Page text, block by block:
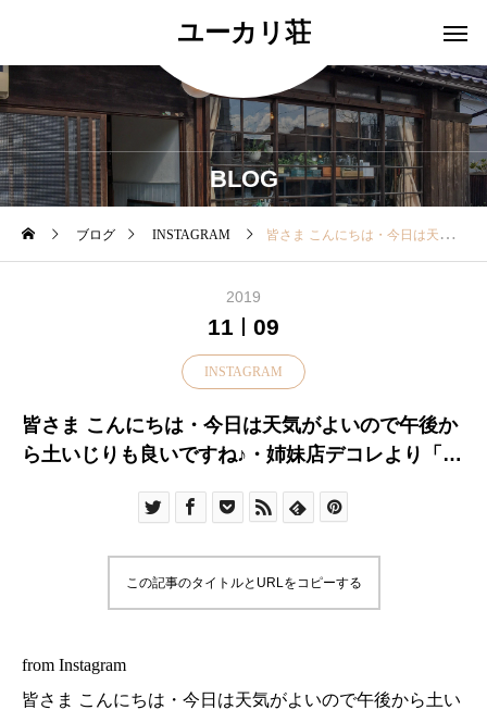
ユーカリ荘
BLOG
ブログ INSTAGRAM 皆さま こんにちは・今日は天気がよいので午後から土いじりも良いですね♪・姉妹店デコレより「姫バラ」が届いております・小さくてかわいい姫バラ。。もーすぐお花が咲きそうです・その他多肉植物や人気のヘデラなど、、、今日は どの子を連れて帰ろうかしら？ぜひ皆様も店頭でチェックしてみてくださいね・本日もホッと一息しにいらっしゃいませんか？本日も18時まで営業しております♡.#島根#松江#ユーカリ荘#yukarisou#ライフスタイルショップ#セレクトショップ#古民家#雑貨屋#雑貨#グリーン#植物#お部屋にグリーン#お庭にグリーン#薔薇#姫バラ##へデラダックフット#多肉植物#島根観光#島根旅行#松江観光#松江旅行
2019
11 09
INSTAGRAM
皆さま こんにちは・今日は天気がよいので午後か
ら土いじりも良いですね♪・姉妹店デコレより「姫
ラ。。もーすぐお花が咲きそうです・その他多肉
れて帰ろうかしら？ぜひ皆様も店頭でチェックし
す♡.#島根#松江#ユーカリ荘#yukarisou#ライフ
スタイルショップ#セレクトショップ#古民家#雑貨
この記事のタイトルとURLをコピーする
from Instagram
皆さま こんにちは・今日は天気がよいので午後から土い